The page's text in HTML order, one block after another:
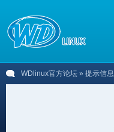
WDlinux官方论坛 » 提示信息